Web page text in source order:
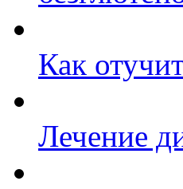
Как
Лечение